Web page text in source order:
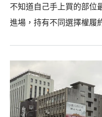
不知道自己手上買的部位
進場，持有不同選擇權履